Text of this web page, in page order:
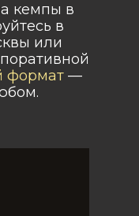
кемпы в
в
или
формат —